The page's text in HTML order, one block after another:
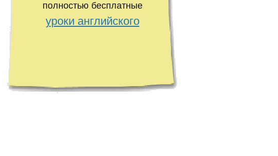
полностью бесплатные
уроки английского